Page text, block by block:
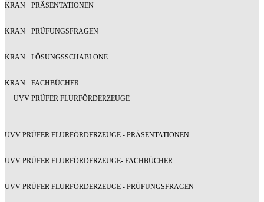
KRAN - PRÄSENTATIONEN
KRAN - PRÜFUNGSFRAGEN
KRAN - LÖSUNGSSCHABLONE
KRAN - FACHBÜCHER
UVV PRÜFER FLURFÖRDERZEUGE
UVV PRÜFER FLURFÖRDERZEUGE - PRÄSENTATIONEN
UVV PRÜFER FLURFÖRDERZEUGE- FACHBÜCHER
UVV PRÜFER FLURFÖRDERZEUGE - PRÜFUNGSFRAGEN